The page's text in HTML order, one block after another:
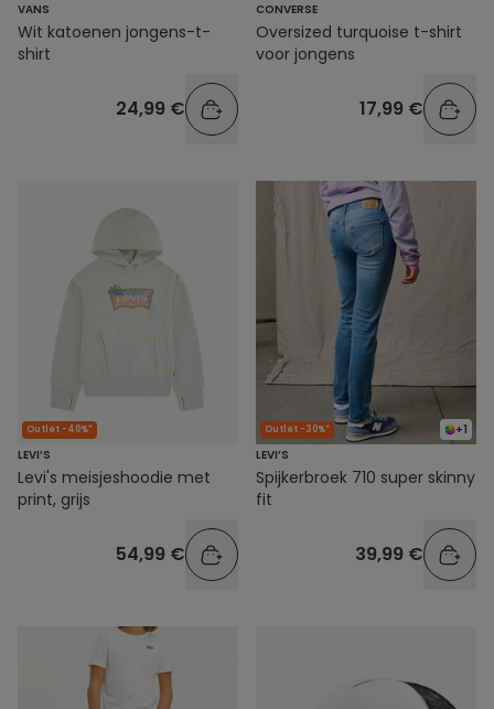
VANS
Wit katoenen jongens-t-
shirt
24,99 €
CONVERSE
Oversized turquoise t-shirt
voor jongens
17,99 €
Outlet -40%*
LEVI’S
Levi's meisjeshoodie met
print, grijs
54,99 €
+1
Outlet -30%*
LEVI’S
Spijkerbroek 710 super skinny
fit
39,99 €